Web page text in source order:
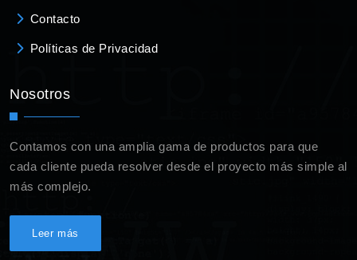
Contacto
Políticas de Privacidad
Nosotros
Contamos con una amplia gama de productos para que
cada cliente pueda resolver desde el proyecto más simple al
más complejo.
Leer más